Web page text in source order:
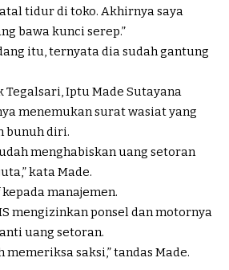
tidur di toko. Akhirnya saya
bawa kunci serep.”
itu, ternyata dia sudah gantung
Iptu Made Sutayana
menemukan surat wasiat yang
bunuh diri.
menghabiskan uang setoran
kata Made.
manajemen.
mengizinkan ponsel dan motornya
uang setoran.
memeriksa saksi,” tandas Made.